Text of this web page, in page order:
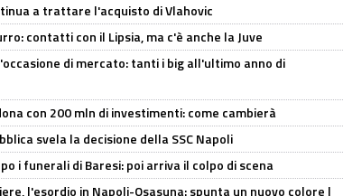
a trattare l'acquisto di Vlahovic
contatti con il Lipsia, ma c'è anche la Juve
di mercato: tanti i big all'ultimo anno di
con 200 mln di investimenti: come cambierà
svela la decisione della SSC Napoli
i funerali di Baresi: poi arriva il colpo di scena
l'esordio in Napoli-Osasuna: spunta un nuovo colore |